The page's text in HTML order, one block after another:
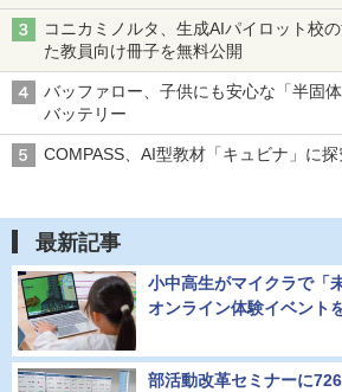
コニカミノルタ、生成AIパイロット校
た教員向け冊子を無料公開
バッファロー、子供にも安心な「半固
バッテリー
COMPASS、AI型教材「キュビナ」に
最新記事
小中高生がマイクラで「
オンライン体験イベント
部活動改革セミナーに